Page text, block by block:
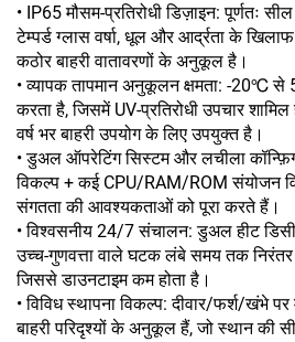
• IP65 मौसम-प्रतिरोधी डिज़ाइन: पूर्णतः
टेम्पर्ड ग्लास वर्षा, धूल और आर्द्रता के
कठोर बाहरी वातावरणों के अनुकूल है।
• व्यापक तापमान अनुकूलन क्षमता: -20℃
करता है, जिसमें UV-प्रतिरोधी उपचार शामिल
वर्ष भर बाहरी उपयोग के लिए उपयुक्त है।
• डुअल ऑपरेटिंग सिस्टम और लचीला
विकल्प + कई CPU/RAM/ROM संयोजन
संगतता की आवश्यकताओं को पूरा करते हैं।
• विश्वसनीय 24/7 संचालन: डुअल हीट
उच्च-गुणवत्ता वाले घटक लंबे समय तक
जिससे डाउनटाइम कम होता है।
• विविध स्थापना विकल्प: दीवार/फर्श/खंभे
बाहरी परिदृश्यों के अनुकूल हैं, जो स्थान की